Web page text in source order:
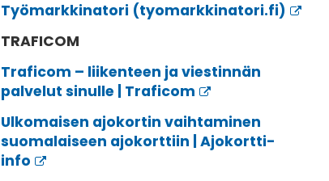
Työmarkkinatori (tyomarkkinatori.fi)
TRAFICOM
Traficom – liikenteen ja viestinnän
palvelut sinulle | Traficom
Ulkomaisen ajokortin vaihtaminen
suomalaiseen ajokorttiin | Ajokortti-
info